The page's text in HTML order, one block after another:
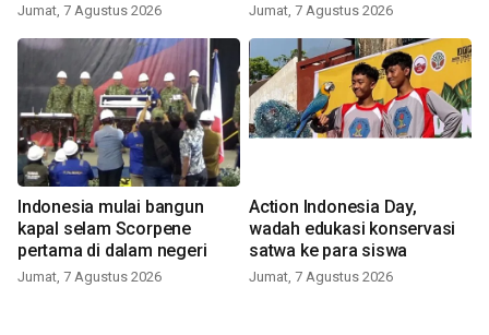
Jumat, 7 Agustus 2026 Jumat, 7 Agustus 2026
Indonesia mulai bangun
kapal selam Scorpene
pertama di dalam negeri
Jumat, 7 Agustus 2026
Action Indonesia Day,
wadah edukasi konservasi
satwa ke para siswa
Jumat, 7 Agustus 2026